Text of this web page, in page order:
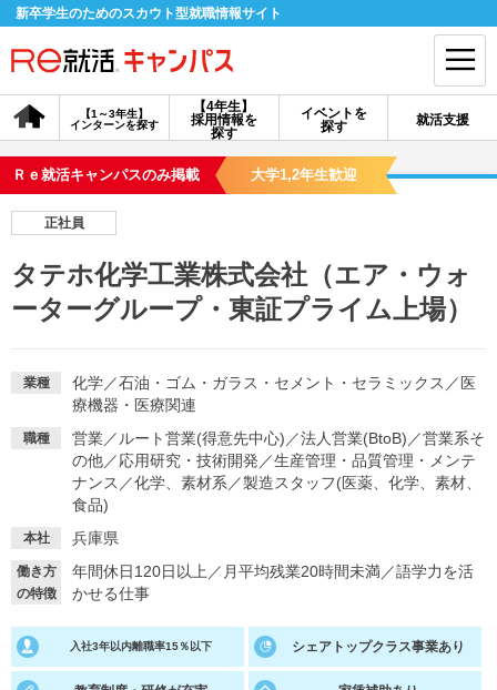
新卒学生のためのスカウト型就職情報サイト
【4年生】
採用情報を
探す
【1～3年生】
インターンを探す
イベントを
探す
就活支援
会員登録 ログイン
会員ID・パスワードを忘れた方はこちら
探す
【4年生】
【4年生】
【1～3年生】
イベントを探す
就活ノウハウ・サポート
就活支援
就活ノウハウが満載！ お役立ち記事・相談室など
あなたに合う仕事を診断！ 動画で対策講座をチェック
Ｒｅ就活キャンパスのみ掲載 大学1,2年生歓迎
正社員
タテホ化学工業株式会社（エア・ウォ
ーターグループ・東証プライム上場）
業種 化学／石油・ゴム・ガラス・セメント・セラミックス ／ 医
療機器・医療関連
職種 営業／ ルート営業(得意先中心) ／法人営業(BtoB) ／営業系そ
の他／応用研究・技術開発 ／生産管理・品質管理・メンテ
ナンス ／化学、素材系 ／製造スタッフ(医薬、化学、素材、
食品)
本社 兵庫県
働き方
の特徴
年間休日120日以上 ／ 月平均残業20時間未満／語学力を活
かせる仕事
入社3年以内離職率15％以下 シェアトップクラス事業あり